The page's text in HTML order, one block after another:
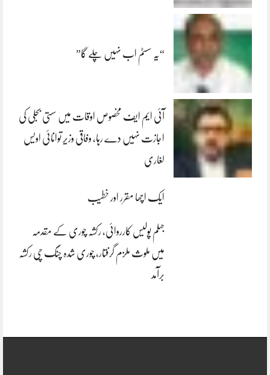
“یہ سسٹم اب نہیں چلے گا”
آئی ایم ایف مخصوص اوقات میں سستی بجلی کی
اجازت نہیں دے رہا، وفاقی وزیر توانائی اویس
لغاری
ایک اچھا مقرر اور خطیب
جہلم پولیس کارروائی، رکشہ چوری کے مقدمہ
میں ملوث ملزم گرفتار، چوری شدہ چنگ چی رکشہ
برآمد